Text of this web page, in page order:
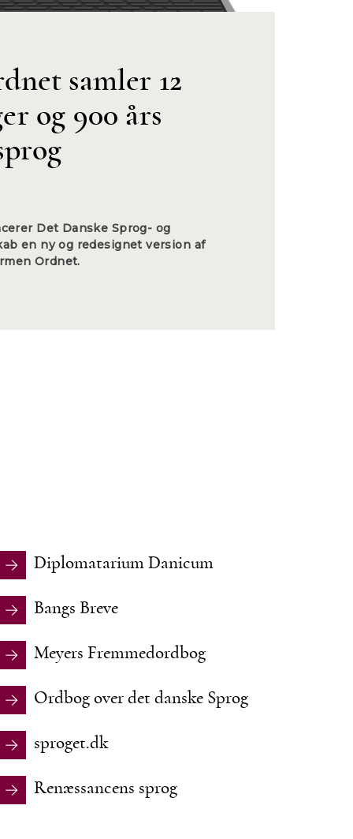
samler 12
og 900 års
Det Danske Sprog- og
en ny og redesignet version af
Ordnet.
Diplomatarium Danicum
Bangs Breve
Meyers Fremmedordbog
Ordbog over det danske Sprog
sproget.dk
Renæssancens sprog